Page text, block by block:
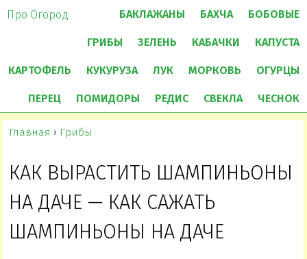
Про Огород БАКЛАЖАНЫ БАХЧА БОБОВЫЕ
ГРИБЫ ЗЕЛЕНЬ КАБАЧКИ КАПУСТА
КАРТОФЕЛЬ КУКУРУЗА ЛУК МОРКОВЬ ОГУРЦЫ
ПЕРЕЦ ПОМИДОРЫ РЕДИС СВЕКЛА ЧЕСНОК
Главная › Грибы
КАК ВЫРАСТИТЬ ШАМПИНЬОНЫ
НА ДАЧЕ — КАК САЖАТЬ
ШАМПИНЬОНЫ НА ДАЧЕ